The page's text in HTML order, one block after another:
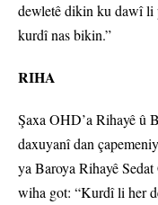
dewletê dikin ku dawî li
kurdî nas bikin.”
RIHA
Şaxa OHD’a Rihayê û
daxuyanî dan
ya Baroya Rihayê
wiha got: “Kurdî li her